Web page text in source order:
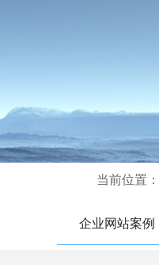
当前位置：
企业网站案例